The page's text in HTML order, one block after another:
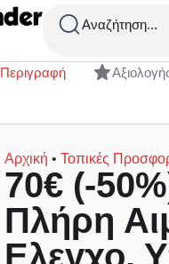
Αναζήτηση...
Περιγραφή
Αρχική • Τοπικές
70€ (-
Πλήρη
Ελεγχο,